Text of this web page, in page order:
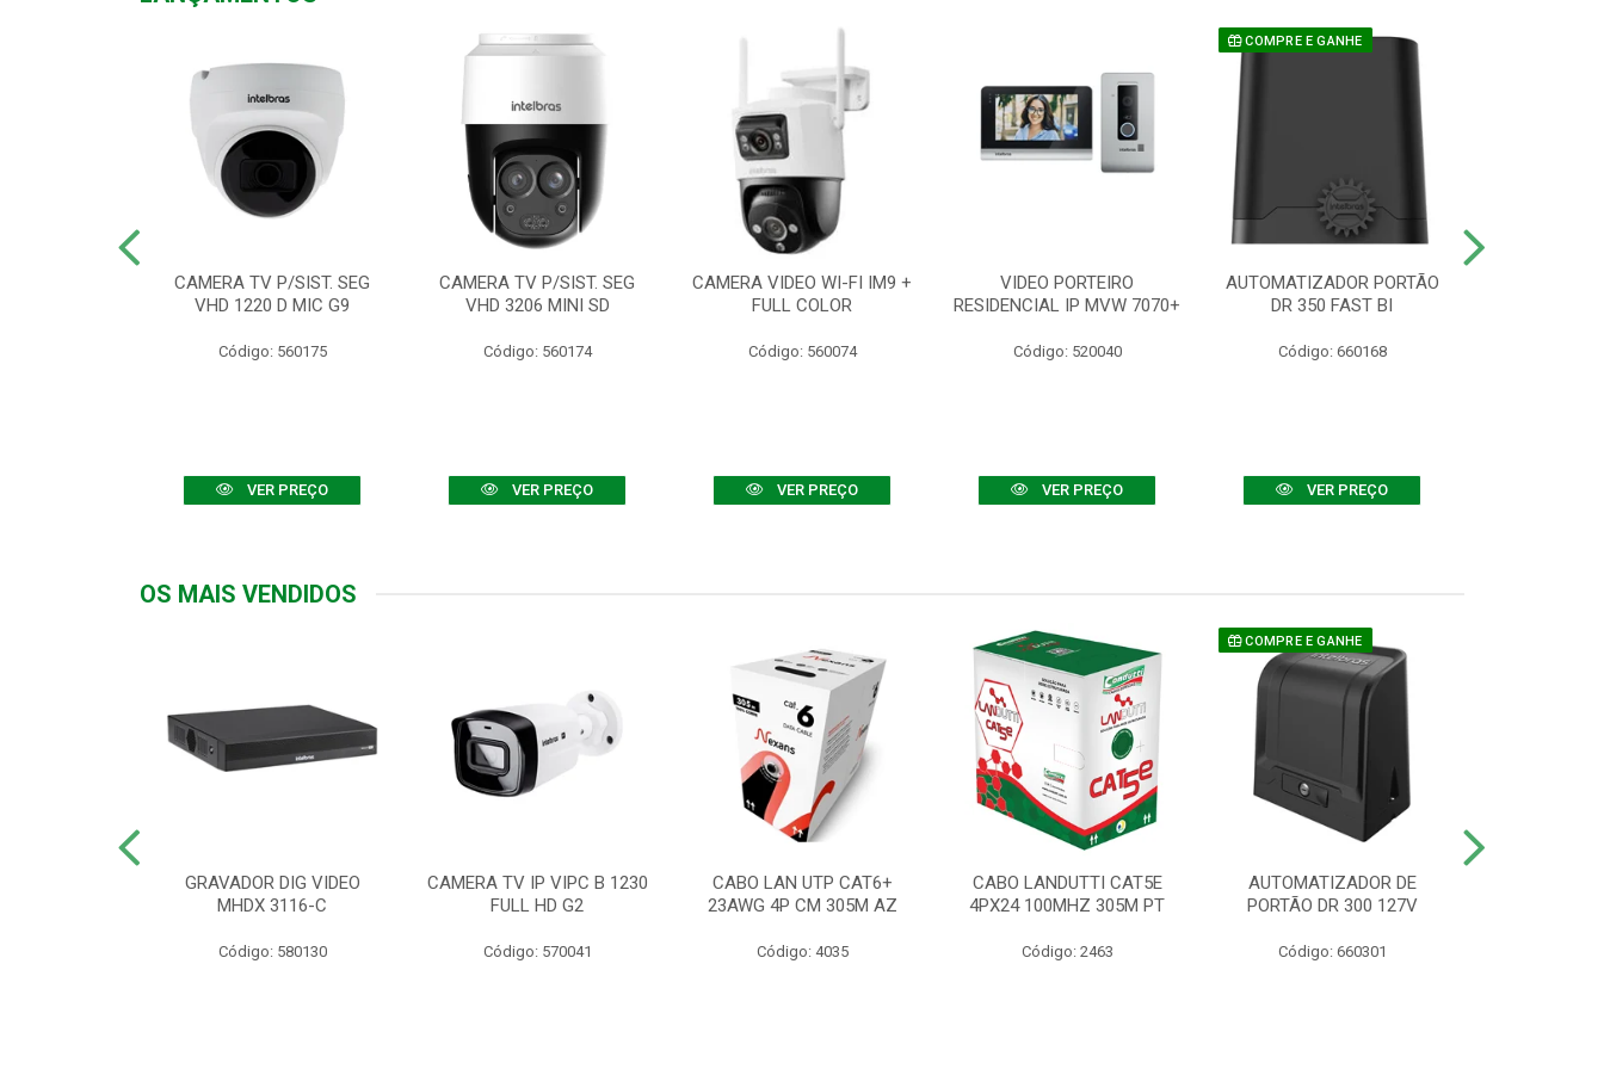
CAMERA TV P/SIST. SEG
VHD 1220 D MIC G9
Código: 560175
VER PREÇO
CAMERA TV P/SIST. SEG
VHD 3206 MINI SD
Código: 560174
VER PREÇO
CAMERA VIDEO WI-FI IM9 +
FULL COLOR
Código: 560074
VER PREÇO
VIDEO PORTEIRO
RESIDENCIAL IP MVW 7070+
Código: 520040
VER PREÇO
COMPRE E GANHE
AUTOMATIZADOR PORTÃO
DR 350 FAST BI
Código: 660168
VER PREÇO
OS MAIS VENDIDOS
GRAVADOR DIG VIDEO
MHDX 3116-C
Código: 580130
CAMERA TV IP VIPC B 1230
FULL HD G2
Código: 570041
CABO LAN UTP CAT6+
23AWG 4P CM 305M AZ
Código: 4035
CABO LANDUTTI CAT5E
4PX24 100MHZ 305M PT
Código: 2463
COMPRE E GANHE
AUTOMATIZADOR DE
PORTÃO DR 300 127V
Código: 660301